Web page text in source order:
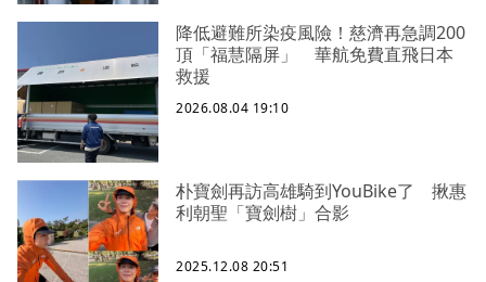
降低避難所染疫風險！慈濟再急調200
頂「福慧隔屏」 華航免費直飛日本
救援
2026.08.04 19:10
朴寶劍再訪高雄騎到YouBike了 揪惠
利朝聖「寶劍樹」合影
2025.12.08 20:51